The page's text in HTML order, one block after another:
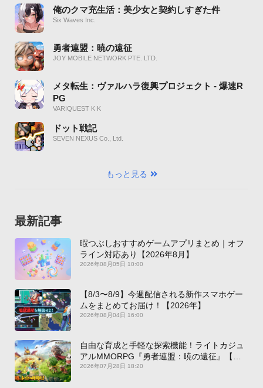
俺のクマ充生活：美少女と契約しすぎた件
Six Waves Inc.
勇者連盟：暁の遠征
JOY MOBILE NETWORK PTE. LTD.
メタ転生：ヴァルハラ復興プロジェクト - 爆速R
PG
VARIQUEST K K
ドット戦記
SEVEN NEXUS Co., Ltd.
もっと見る
最新記事
暇つぶしおすすめゲームアプリまとめ｜オフ
ライン対応あり【2026年8月】
2026年08月05日 10:00
【8/3〜8/9】今週配信される新作スマホゲー
ムをまとめてお届け！【2026年】
2026年08月04日 16:00
自由な育成と手軽な探索機能！ライトカジュ
アルMMORPG『勇者連盟：暁の遠征』【最
新作PICKUP】
2026年07月28日 18:20